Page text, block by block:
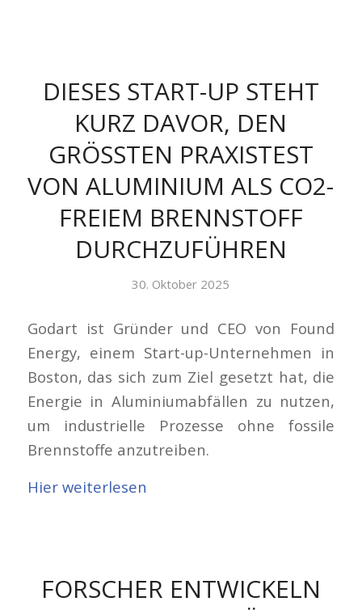
DIESES START-UP STEHT
KURZ DAVOR, DEN
GRÖSSTEN PRAXISTEST V
ON ALUMINIUM ALS CO2-F
REIEM BRENNSTOFF D
URCHZUFÜHREN
30. Oktober 2025
Godart ist Gründer und CEO von Found
Energy, einem Start-up-Unternehmen in
Boston, das sich zum Ziel gesetzt hat, die
Energie in Aluminiumabfällen zu nutzen,
um industrielle Prozesse ohne fossile
Brennstoffe anzutreiben.
Hier weiterlesen
FORSCHER ENTWICKELN